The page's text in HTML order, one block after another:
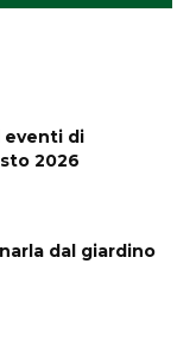
eventi di
2026
dal giardino